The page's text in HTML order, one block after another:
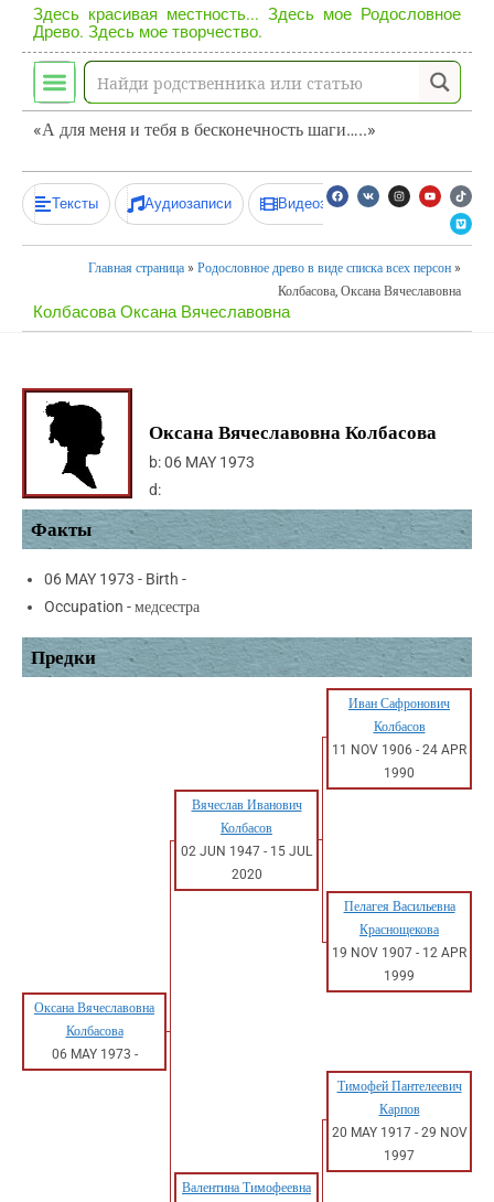
Здесь красивая местность... Здесь мое Родословное
Древо. Здесь мое творчество.
«А для меня и тебя в бесконечность шаги…..»
Тексты Аудиозаписи Видеозаписи
Главная страница » Родословное древо в виде списка всех персон »
Колбасова, Оксана Вячеславовна
Колбасова Оксана Вячеславовна
Оксана Вячеславовна Колбасова
b:06 MAY 1973
d:
Факты
06 MAY 1973 - Birth -
Occupation - медсестра
Предки
Иван Сафронович
Колбасов
11 NOV 1906 - 24 APR
1990
Вячеслав Иванович
Колбасов
02 JUN 1947 - 15 JUL
2020
Пелагея Васильевна
Краснощекова
19 NOV 1907 - 12 APR
1999
Оксана Вячеславовна
Колбасова
06 MAY 1973 -
Тимофей Пантелеевич
Карпов
20 MAY 1917- 29 NOV
1997
Валентина Тимофеевна